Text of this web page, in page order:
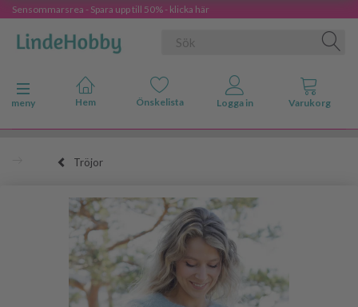
Sensommarsrea - Spara upp till 50% - klicka här
Ändra navigering
meny
Tröjor